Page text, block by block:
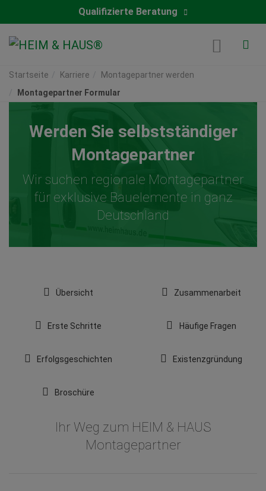
Qualifizierte Beratung
Startseite Karriere
Montagepartner werden
Montagepartner Formular
Werden Sie selbstständiger
Montagepartner
Wir suchen regionale Montagepartner
für exklusive Bauelemente in ganz
Deutschland
Übersicht Zusammenarbeit
Erste Schritte Häufige Fragen
Erfolgsgeschichten Existenzgründung
Broschüre
Ihr Weg zum HEIM & HAUS
Montagepartner